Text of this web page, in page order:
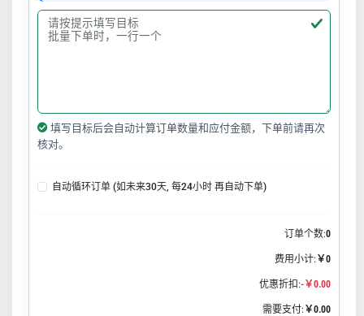
填写目标后会自动计算订单数量和应付金额，下单前请再次
核对。
自动循环订单 (如未来30天, 每24小时 再自动下单)
订单个数:0
费用小计: ￥0
优惠折扣:-￥0.00
需要支付: ￥0.00